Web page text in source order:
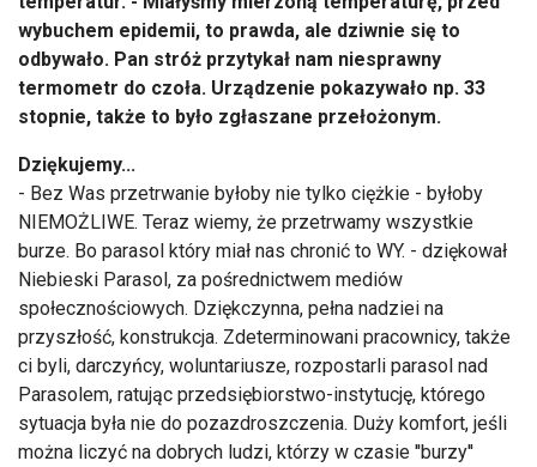
wybuchem epidemii, to prawda, ale dziwnie się to
odbywało. Pan stróż przytykał nam niesprawny
termometr do czoła. Urządzenie pokazywało np. 33
stopnie, także to było zgłaszane przełożonym.
Dziękujemy...
- Bez Was przetrwanie byłoby nie tylko ciężkie - byłoby
NIEMOŻLIWE. Teraz wiemy, że przetrwamy wszystkie
burze. Bo parasol który miał nas chronić to WY. - dziękował
Niebieski Parasol, za pośrednictwem mediów
społecznościowych. Dziękczynna, pełna nadziei na
przyszłość, konstrukcja. Zdeterminowani pracownicy, także
ci byli, darczyńcy, woluntariusze, rozpostarli parasol nad
Parasolem, ratując przedsiębiorstwo-instytucję, którego
sytuacja była nie do pozazdroszczenia. Duży komfort, jeśli
można liczyć na dobrych ludzi, którzy w czasie ''burzy''